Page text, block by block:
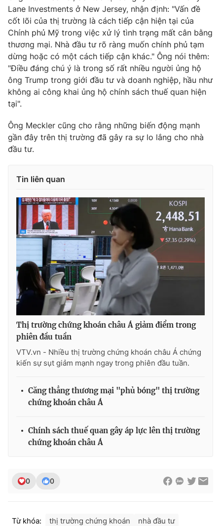
Lane Investments ở New Jersey, nhận định: "Vấn đề
cốt lõi của thị trường là cách tiếp cận hiện tại của
Chính phủ Mỹ trong việc xử lý tình trạng mất cân bằng
thương mại. Nhà đầu tư rõ ràng muốn chính phủ tạm
dừng hoặc có một cách tiếp cận khác." Ông nói thêm:
"Điều đáng chú ý là trong số rất nhiều người ủng hộ
ông Trump trong giới đầu tư và doanh nghiệp, hầu như
không ai công khai ủng hộ chính sách thuế quan hiện
tại".
Ông Meckler cũng cho rằng những biến động mạnh
gần đây trên thị trường đã gây ra sự lo lắng cho nhà
đầu tư.
Tin liên quan
Thị trường chứng khoán châu Á giảm điểm trong
phiên đầu tuần
VTV.vn - Nhiều thị trường chứng khoán châu Á chứng
kiến sự sụt giảm mạnh ngay trong phiên đầu tuần.
Căng thẳng thương mại "phủ bóng" thị trường
chứng khoán châu Á
Chính sách thuế quan gây áp lực lên thị trường
chứng khoán châu Á
0 0
Từ khóa: thị trường chứng khoán
nhà đầu tư